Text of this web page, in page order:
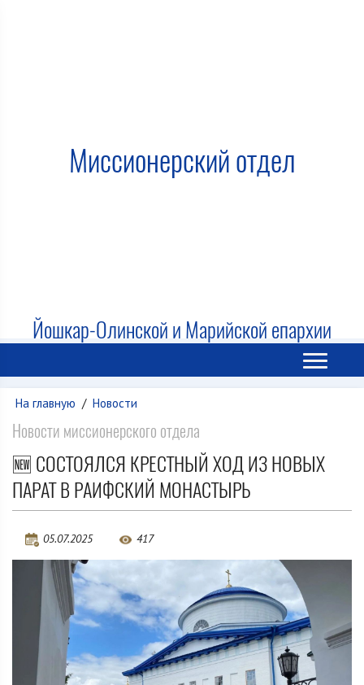
Миссионерский отдел
Йошкар-Олинской и Марийской епархии
На главную / Новости
Новости миссионерского отдела
🆕 СОСТОЯЛСЯ КРЕСТНЫЙ ХОД ИЗ НОВЫХ
ПАРАТ В РАИФСКИЙ МОНАСТЫРЬ
05.07.2025 417